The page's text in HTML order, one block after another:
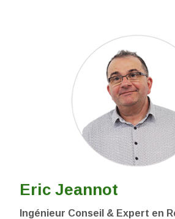
Eric Jeannot
Ingénieur Conseil & Expert en